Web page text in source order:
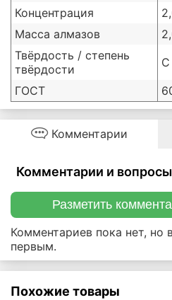
Концентрация
Масса алмазов
Твёрдость / степень
твёрдости
С
ГОСТ
Комментарии
Комментарии и
Разметить
Комментариев пока нет,
первым.
Похожие товары